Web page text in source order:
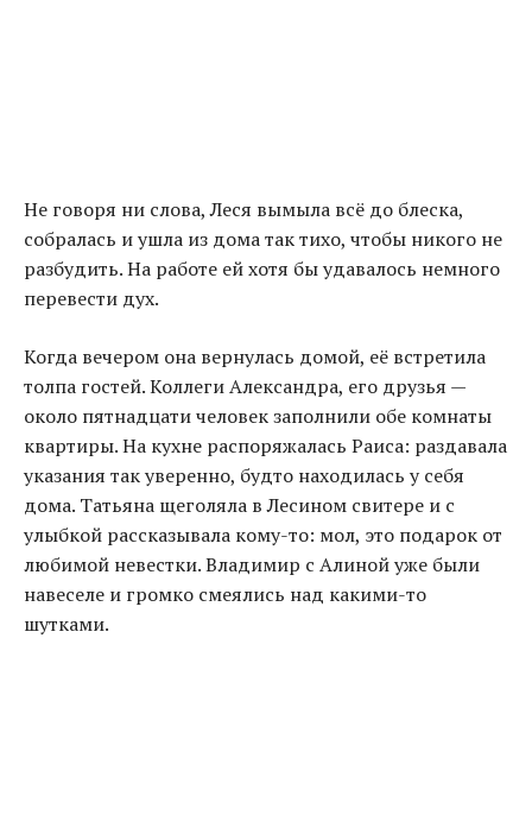
Не говоря ни слова, Леся вымыла всё до блеска,
собралась и ушла из дома так тихо, чтобы никого не
разбудить. На работе ей хотя бы удавалось немного
перевести дух.
Когда вечером она вернулась домой, её встретила
толпа гостей. Коллеги Александра, его друзья —
около пятнадцати человек заполнили обе комнаты
квартиры. На кухне распоряжалась Раиса: раздавала
указания так уверенно, будто находилась у себя
дома. Татьяна щеголяла в Лесином свитере и с
улыбкой рассказывала кому-то: мол, это подарок от
любимой невестки. Владимир с Алиной уже были
навеселе и громко смеялись над какими-то
шутками.